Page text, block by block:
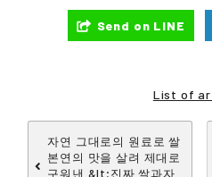
Send on LINE
List of
자연 그대로의 원료로 쌀
본연의 맛을 살려 제대로
구워낸 &lt;진짜 쌀과자